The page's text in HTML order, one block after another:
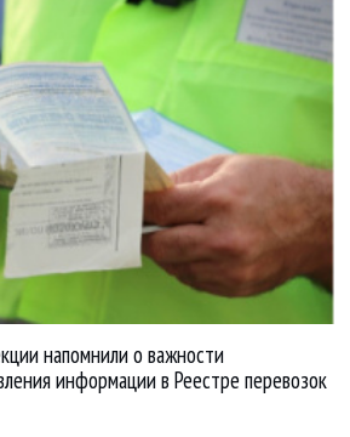
напомнили о важности
информации в Реестре перевозок